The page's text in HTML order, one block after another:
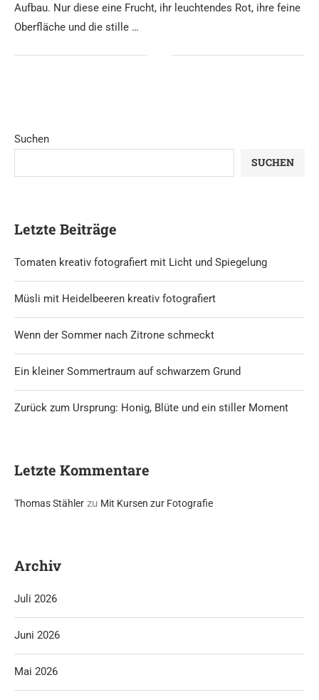
Aufbau. Nur diese eine Frucht, ihr leuchtendes Rot, ihre feine
Oberfläche und die stille …
Suchen
SUCHEN
Letzte Beiträge
Tomaten kreativ fotografiert mit Licht und Spiegelung
Müsli mit Heidelbeeren kreativ fotografiert
Wenn der Sommer nach Zitrone schmeckt
Ein kleiner Sommertraum auf schwarzem Grund
Zurück zum Ursprung: Honig, Blüte und ein stiller Moment
Letzte Kommentare
Thomas Stähler zu Mit Kursen zur Fotografie
Archiv
Juli 2026
Juni 2026
Mai 2026